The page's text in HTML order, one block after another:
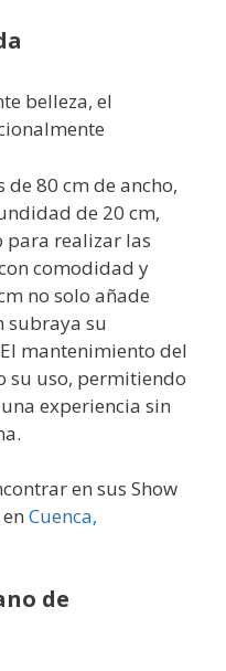
belleza, el
80 cm de ancho,
de 20 cm,
para realizar las
comodidad y
no solo añade
subraya su
mantenimiento del
su uso, permitiendo
experiencia sin
en sus Show
Cuenca,
de